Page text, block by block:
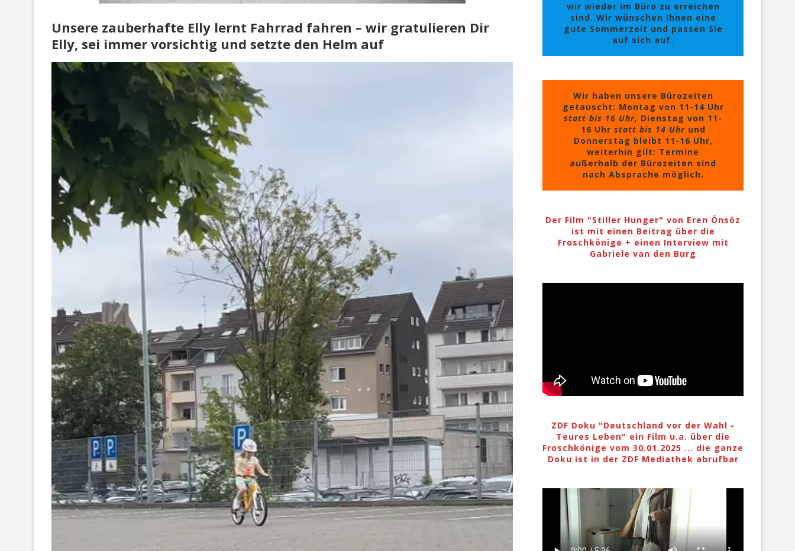
Unsere zauberhafte Elly lernt Fahrrad fahren – wir gratulieren Dir
Elly, sei immer vorsichtig und setzte den Helm auf
wir wieder im Büro zu erreichen
sind. Wir wünschen Ihnen eine
gute Sommerzeit und passen Sie
auf sich auf.
Wir haben unsere Bürozeiten
getauscht: Montag von 11-14 Uhr
statt bis 16 Uhr, Dienstag von 11-
16 Uhr statt bis 14 Uhrund
Donnerstag bleibt 11-16 Uhr,
weiterhin gilt: Termine
außerhalb der Bürozeiten sind
nach Absprache möglich.
Der Film "Stiller Hunger" von Eren Önsöz
ist mit einen Beitrag über die
Froschkönige + einen Interview mit
Gabriele van den Burg
ZDF Doku "Deutschland vor der Wahl -
Teures Leben" ein Film u.a. über die
Froschkönige vom 30.01.2025 ... die ganze
Doku ist in der ZDF Mediathek abrufbar